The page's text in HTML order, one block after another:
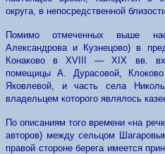
округа, в непосредственной
Помимо отмеченных выше
Александрова и Кузнецово) в
Конаково в XVIII — XIX вв.
помещицы А. Дурасовой,
Яковлевой, и часть села
владельцем которого являлось
По описаниям того времени «на
авторов) между сельцом
правой стороне берега имеется